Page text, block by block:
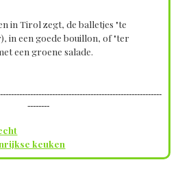
in Tirol zegt, de balletjes "te
in een goede bouillon, of "ter
een groene salade.
--------
keuken